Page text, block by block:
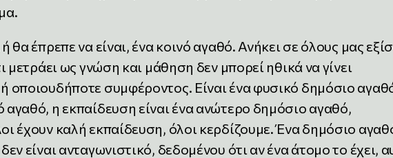
θα έπρεπε να είναι, ένα κοινό αγαθό. Ανήκει σε όλους μας
μετράει ως γνώση και μάθηση δεν μπορεί ηθικά να γίνει
ή οποιουδήποτε συμφέροντος. Είναι ένα φυσικό δημόσιο
αγαθό, η εκπαίδευση είναι ένα ανώτερο δημόσιο αγαθό,
έχουν καλή εκπαίδευση, όλοι κερδίζουμε. Ένα δημόσιο
είναι ανταγωνιστικό, δεδομένου ότι αν ένα άτομο το έχει,